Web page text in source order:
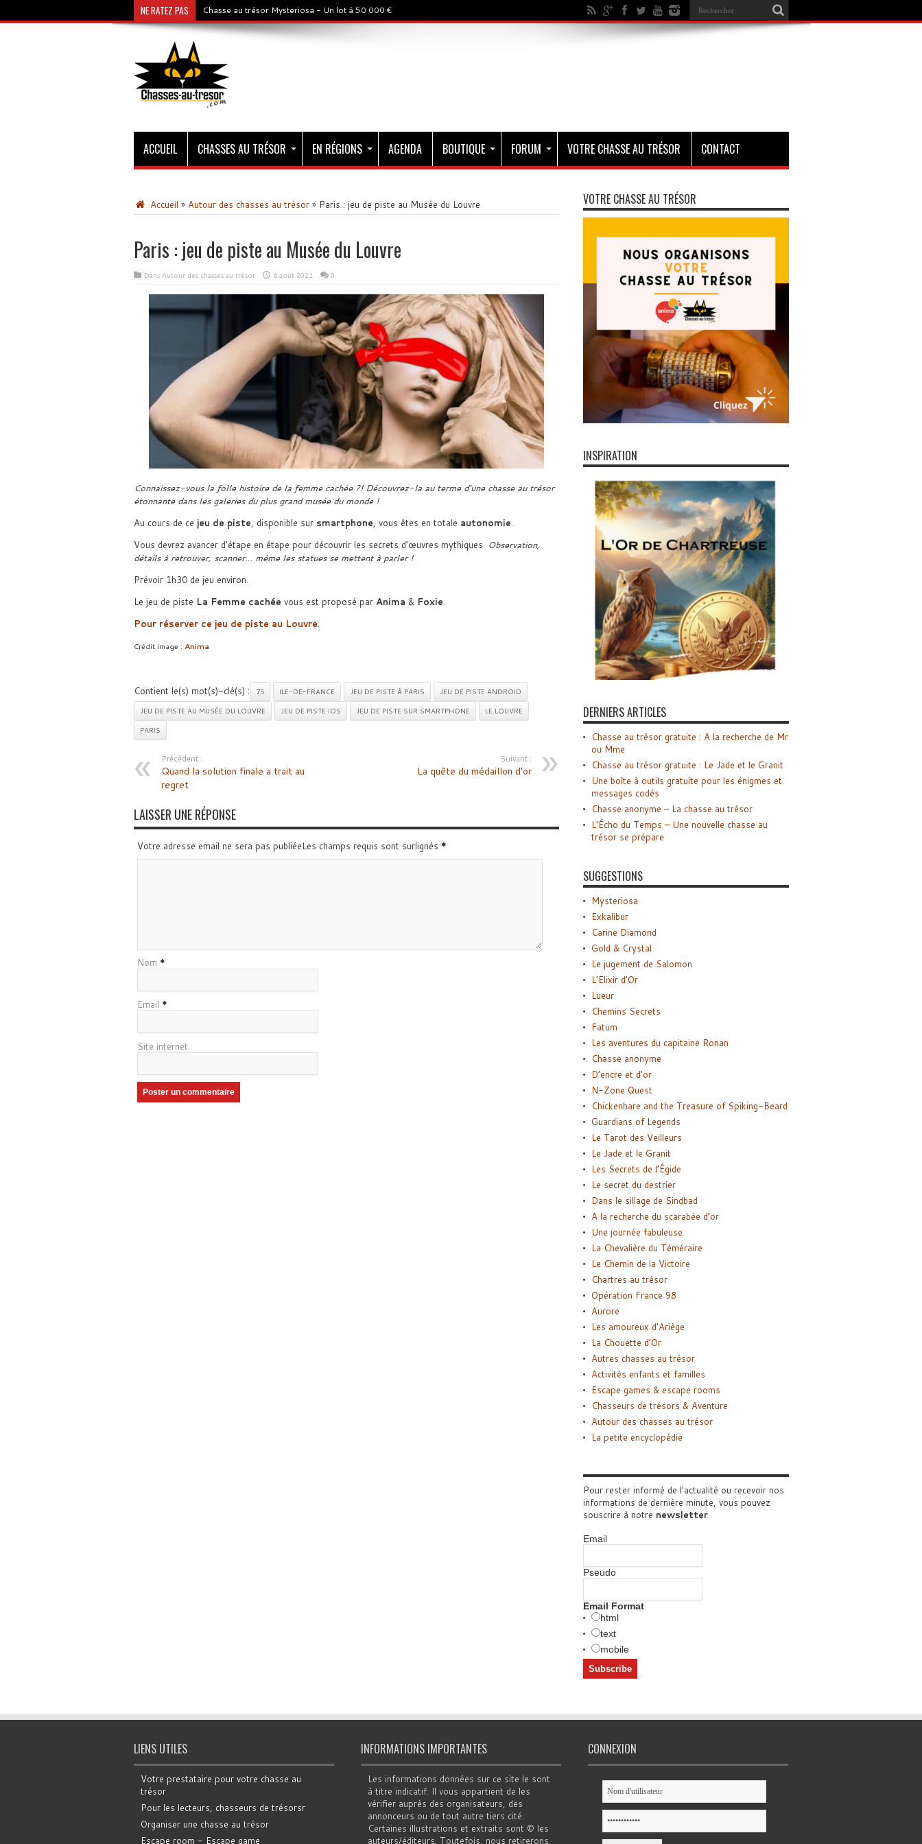
NE RATEZ PAS Chasse au trésor Mysteriosa - Un lot à 50 000 €
ACCUEIL CHASSES AU TRÉSOR EN RÉGIONS AGENDA BOUTIQUE FORUM VOTRE CHASSE AU TRÉSOR CONTACT
Accueil » Autour des chasses au trésor » Paris : jeu de piste au Musée du Louvre
Paris : jeu de piste au Musée du Louvre
Dans Autour des chasses au trésor 6 août 2021 0
Connaissez-vous la folle histoire de la femme cachée ?! Découvrez-la au terme d’une chasse au trésor
étonnante dans les galeries du plus grand musée du monde !
Au cours de ce jeu de piste, disponible sur smartphone, vous êtes en totale autonomie.
Vous devrez avancer d’étape en étape pour découvrir les secrets d’œuvres mythiques. Observation,
détails à retrouver, scanner… même les statues se mettent à parler !
Prévoir 1h30 de jeu environ.
Le jeu de piste La Femme cachée vous est proposé par Anima & Foxie.
Pour réserver ce jeu de piste au Louvre.
Crédit image : Anima
Contient le(s) mot(s)-clé(s) : 75 ILE-DE-FRANCE JEU DE PISTE À PARIS
JEU DE PISTE ANDROID
JEU DE PISTE AU MUSÉE DU LOUVRE
JEU DE PISTE IOS JEU DE PISTE SUR SMARTPHONE
LE LOUVRE
PARIS
Précédent :
Quand la solution finale a trait au
regret
Suivant :
La quête du médaillon d’or
LAISSER UNE RÉPONSE
Votre adresse email ne sera pas publiéeLes champs requis sont surlignés *
Nom *
Email *
Site internet
VOTRE CHASSE AU TRÉSOR
INSPIRATION
DERNIERS ARTICLES
Chasse au trésor gratuite : A la recherche de Mr
ou Mme
Chasse au trésor gratuite : Le Jade et le Granit
Une boîte à outils gratuite pour les énigmes et
messages codés
Chasse anonyme – La chasse au trésor
L’Écho du Temps – Une nouvelle chasse au
trésor se prépare
SUGGESTIONS
Mysteriosa
Exkalibur
Carine Diamond
Gold & Crystal
Le jugement de Salomon
L’Elixir d’Or
Lueur
Chemins Secrets
Fatum
Les aventures du capitaine Ronan
Chasse anonyme
D’encre et d’or
N-Zone Quest
Chickenhare and the Treasure of Spiking-Beard
Guardians of Legends
Le Tarot des Veilleurs
Le Jade et le Granit
Les Secrets de l’Égide
Le secret du destrier
Dans le sillage de Sindbad
A la recherche du scarabée d’or
Une journée fabuleuse
La Chevalière du Téméraire
Le Chemin de la Victoire
Chartres au trésor
Opération France 98
Aurore
Les amoureux d’Ariège
La Chouette d’Or
Autres chasses au trésor
Activités enfants et familles
Escape games & escape rooms
Chasseurs de trésors & Aventure
Autour des chasses au trésor
La petite encyclopédie
Pour rester informé de l'actualité ou recevoir nos
informations de dernière minute, vous pouvez
souscrire à notre newsletter.
Email
Pseudo
Email Format
html
text
mobile
LIENS UTILES
Votre prestataire pour votre chasse au
trésor
Pour les lecteurs, chasseurs de trésorsr
Organiser une chasse au trésor
Escape room - Escape game
INFORMATIONS IMPORTANTES
Les informations données sur ce site le sont
à titre indicatif. Il vous appartient de les
vérifier auprès des organisateurs, des
annonceurs ou de tout autre tiers cité.
Certaines illustrations et extraits sont © les
auteurs/éditeurs. Toutefois, nous retirerons
CONNEXION